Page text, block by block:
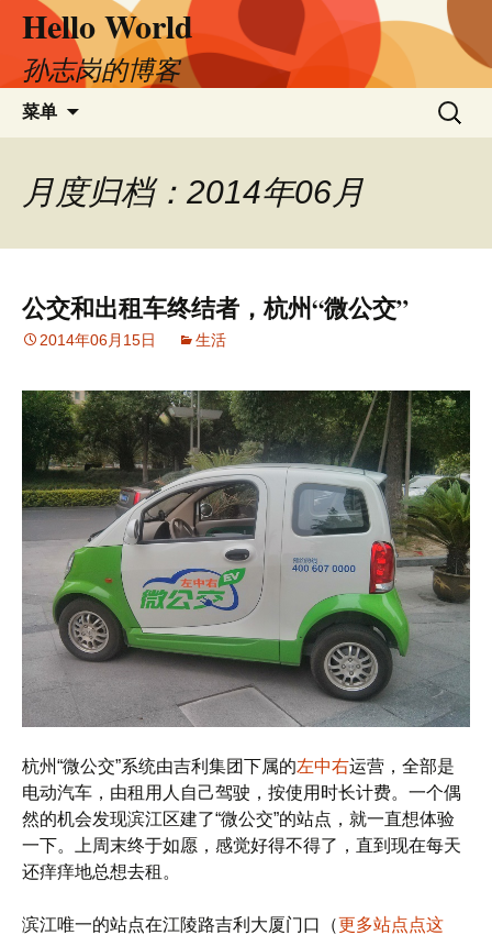
文
Hello World
孙志岗的博客
菜单
搜
索：
月度归档：2014年06月
公交和出租车终结者，杭州“微公交”
2014年06月15日 生活
杭州“微公交”系统由吉利集团下属的左中右运营，全部是
电动汽车，由租用人自己驾驶，按使用时长计费。一个偶
然的机会发现滨江区建了“微公交”的站点，就一直想体验
一下。上周末终于如愿，感觉好得不得了，直到现在每天
还痒痒地总想去租。
滨江唯一的站点在江陵路吉利大厦门口（更多站点点这